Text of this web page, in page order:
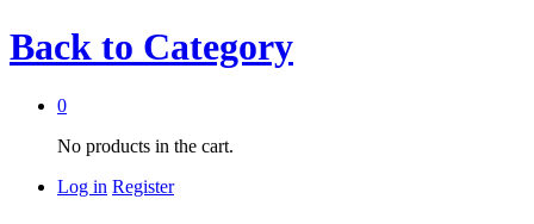
Back to Category
0
No products in the cart.
Log in Register